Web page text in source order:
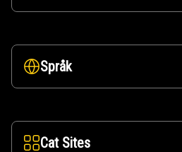
Språk
Cat Sites